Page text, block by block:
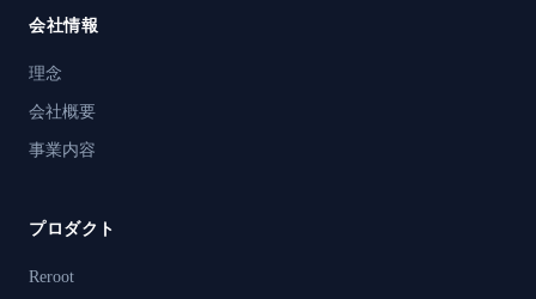
会社情報
理念
会社概要
事業内容
プロダクト
Reroot